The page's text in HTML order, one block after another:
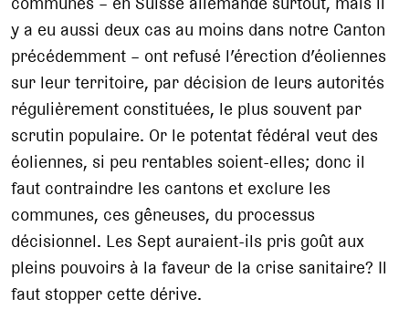
y a eu aussi deux cas au moins dans notre Canton
précédemment – ont refusé l’érection d’éoliennes
sur leur territoire, par décision de leurs autorités
régulièrement constituées, le plus souvent par
scrutin populaire. Or le potentat fédéral veut des
éoliennes, si peu rentables soient-elles; donc il
faut contraindre les cantons et exclure les
communes, ces gêneuses, du processus
décisionnel. Les Sept auraient-ils pris goût aux
pleins pouvoirs à la faveur de la crise sanitaire? Il
faut stopper cette dérive.